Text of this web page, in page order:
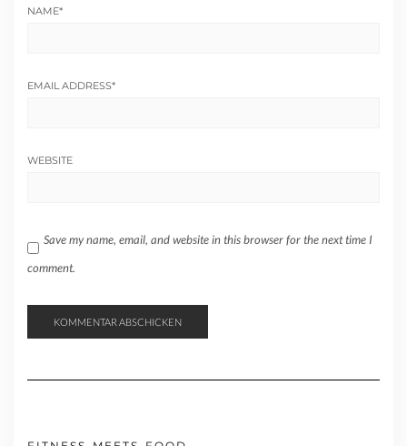
NAME*
EMAIL ADDRESS*
WEBSITE
Save my name, email, and website in this browser for the next time I
comment.